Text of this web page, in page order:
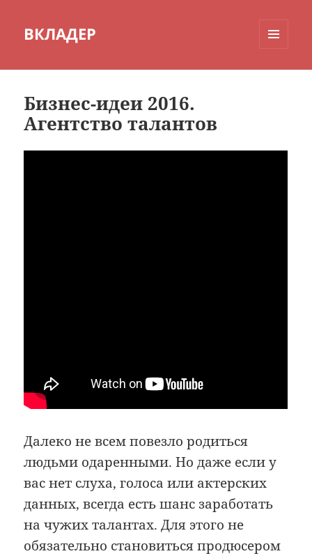
ВКЛАДЕР
Бизнес-идеи 2016.
Агентство талантов
Далеко не всем повезло родиться
людьми одаренными. Но даже если у
вас нет слуха, голоса или актерских
данных, всегда есть шанс заработать
на чужих талантах. Для этого не
обязательно становиться продюсером